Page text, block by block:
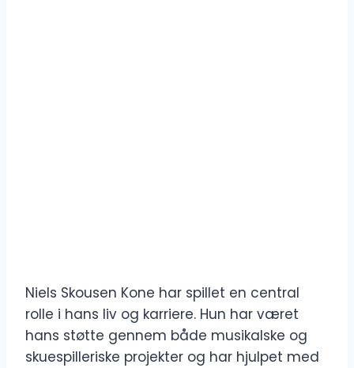
Niels Skousen Kone har spillet en central
rolle i hans liv og karriere. Hun har været
hans støtte gennem både musikalske og
skuespilleriske projekter og har hjulpet med